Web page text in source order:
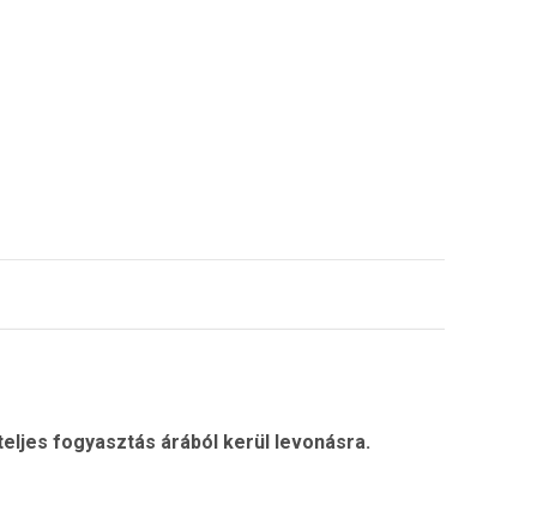
fogyasztás árából kerül levonásra.